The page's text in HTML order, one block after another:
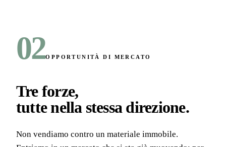
02OPPORTUNITÀ DI MERCATO
Tre forze,
tutte nella stessa direzione.
Non vendiamo contro un materiale immobile.